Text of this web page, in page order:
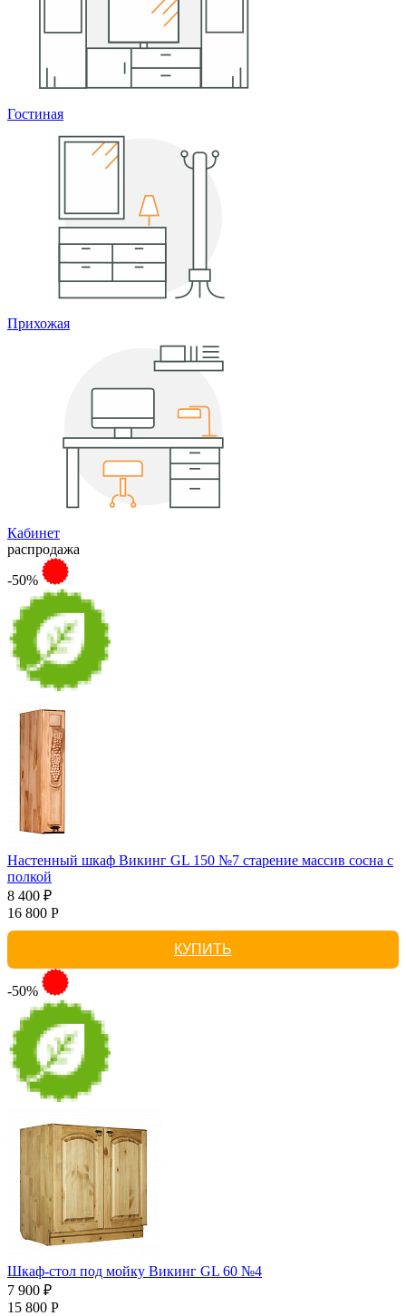
Гостиная
Прихожая
Кабинет
распродажа
-50%
Настенный шкаф Викинг GL 150 №7 старение массив сосна с
полкой
8 400 ₽
16 800 Р
КУПИТЬ
-50%
Шкаф-стол под мойку Викинг GL 60 №4
7 900 ₽
15 800 Р